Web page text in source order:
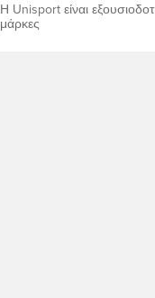
Η Unisport είναι
μάρκες